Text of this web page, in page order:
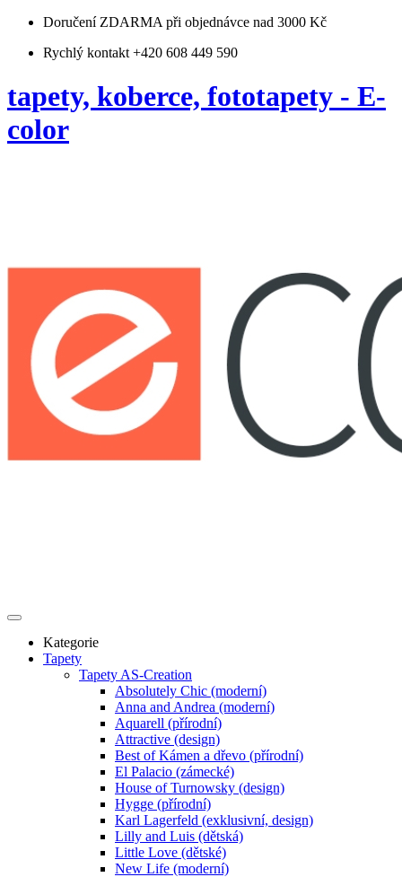
Doručení ZDARMA při objednávce nad 3000 Kč
Rychlý kontakt +420 608 449 590
tapety, koberce, fototapety - E-
color
Kategorie
Tapety
Tapety AS-Creation
Absolutely Chic (moderní)
Anna and Andrea (moderní)
Aquarell (přírodní)
Attractive (design)
Best of Kámen a dřevo (přírodní)
El Palacio (zámecké)
House of Turnowsky (design)
Hygge (přírodní)
Karl Lagerfeld (exklusivní, design)
Lilly and Luis (dětská)
Little Love (dětské)
New Life (moderní)